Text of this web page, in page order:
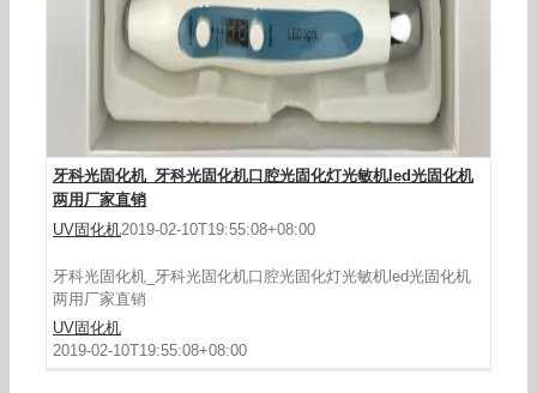
牙科光固化机_牙科光固化机口腔光固化灯光敏机led光固化机
两用厂家直销
UV固化机2019-02-10T19:55:08+08:00
牙科光固化机_牙科光固化机口腔光固化灯光敏机led光固化机
两用厂家直销
UV固化机
2019-02-10T19:55:08+08:00